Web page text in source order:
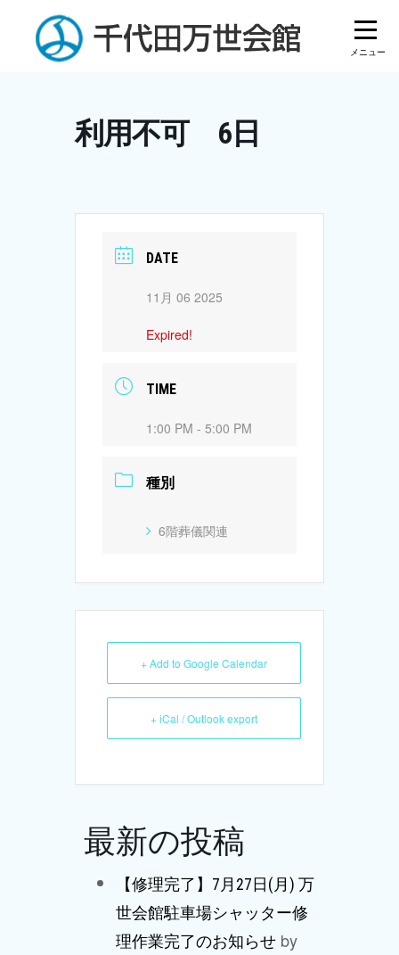
content
利用不可 6日
DATE
11月 06 2025
Expired!
TIME
1:00 PM - 5:00 PM
種別
6階葬儀関連
+ Add to Google Calendar
+ iCal / Outlook export
最新の投稿
【修理完了】7月27日(月) 万
世会館駐車場シャッター修
理作業完了のお知らせ by